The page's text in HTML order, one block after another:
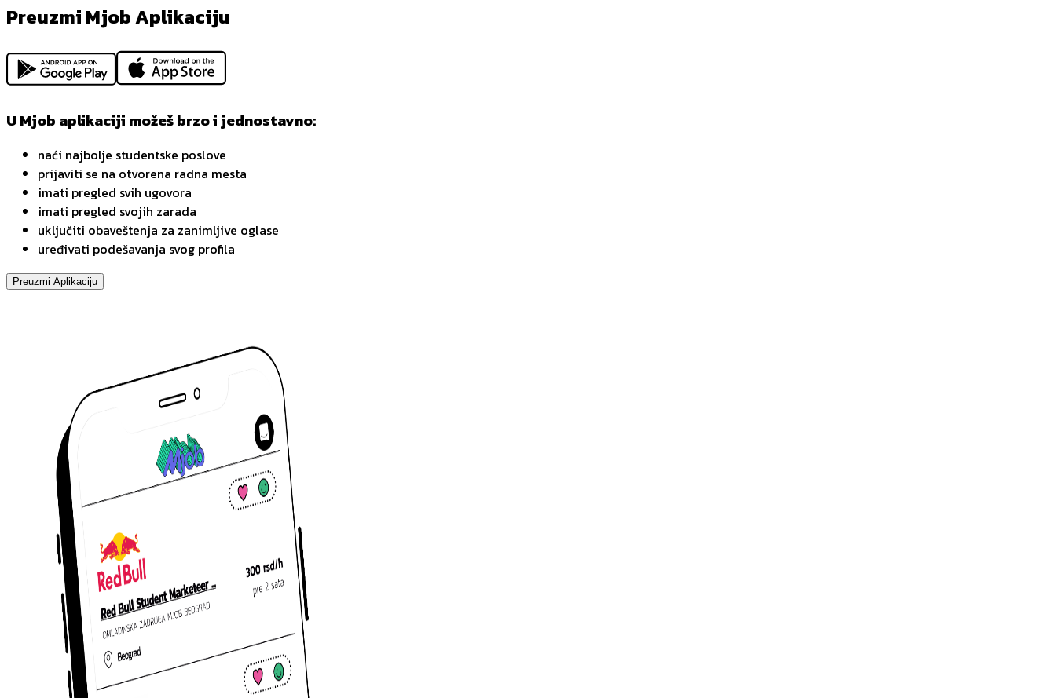
Preuzmi Mjob Aplikaciju
U Mjob aplikaciji možeš brzo i jednostavno:
naći najbolje studentske poslove
prijaviti se na otvorena radna mesta
imati pregled svih ugovora
imati pregled svojih zarada
uključiti obaveštenja za zanimljive oglase
uređivati podešavanja svog profila
Preuzmi Aplikaciju